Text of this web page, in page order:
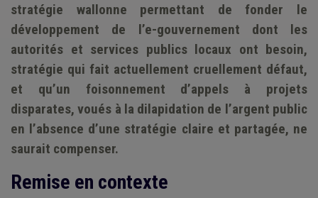
stratégie wallonne permettant de fonder le
développement de l’e-gouvernement dont les
autorités et services publics locaux ont besoin,
stratégie qui fait actuellement cruellement défaut,
et qu’un foisonnement d’appels à projets
disparates, voués à la dilapidation de l’argent public
en l’absence d’une stratégie claire et partagée, ne
saurait compenser.
Remise en contexte